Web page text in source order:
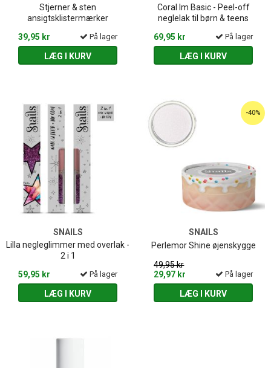
Stjerner & sten
ansigtsklistermærker
39,95 kr
På lager
LÆG I KURV
Coral Im Basic - Peel-off
neglelak til børn & teens
69,95 kr
På lager
LÆG I KURV
SNAILS
Lilla negleglimmer med overlak -
2 i 1
59,95 kr
På lager
LÆG I KURV
-40%
SNAILS
Perlemor Shine øjenskygge
49,95 kr
29,97 kr
På lager
LÆG I KURV